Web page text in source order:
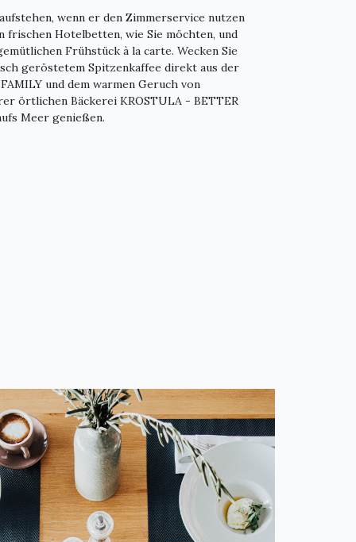
wenn er den Zimmerservice nutzen
frischen Hotelbetten, wie Sie möchten, und
Frühstück à la carte. Wecken Sie
geröstetem Spitzenkaffee direkt aus der
und dem warmen Geruch von
örtlichen Bäckerei KROSTULA - BETTER
Meer genießen.